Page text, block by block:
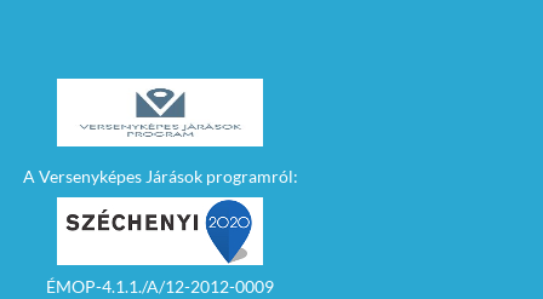
A Versenyképes Járások programról:
ÉMOP-4.1.1./A/12-2012-0009